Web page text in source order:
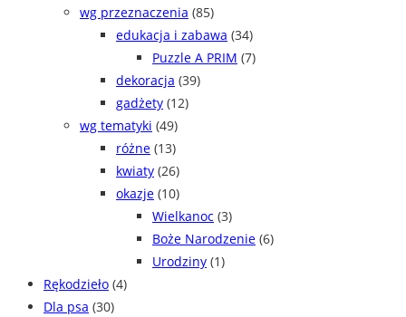
wg przeznaczenia (85)
edukacja i zabawa (34)
Puzzle A PRIM (7)
dekoracja (39)
gadżety (12)
wg tematyki (49)
różne (13)
kwiaty (26)
okazje (10)
Wielkanoc (3)
Boże Narodzenie (6)
Urodziny (1)
Rękodzieło (4)
Dla psa (30)